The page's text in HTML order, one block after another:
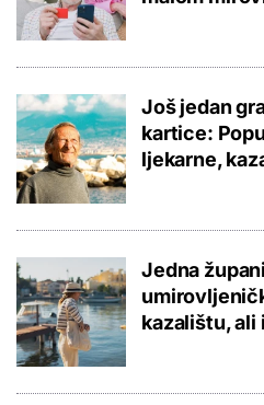
Još jedan
kartice:
ljekarne,
Jedna
kazalištu, ali